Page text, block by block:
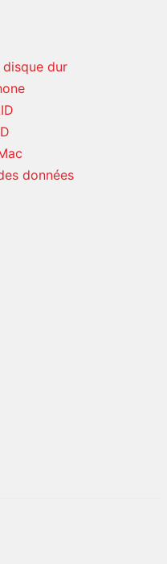
disque dur
données